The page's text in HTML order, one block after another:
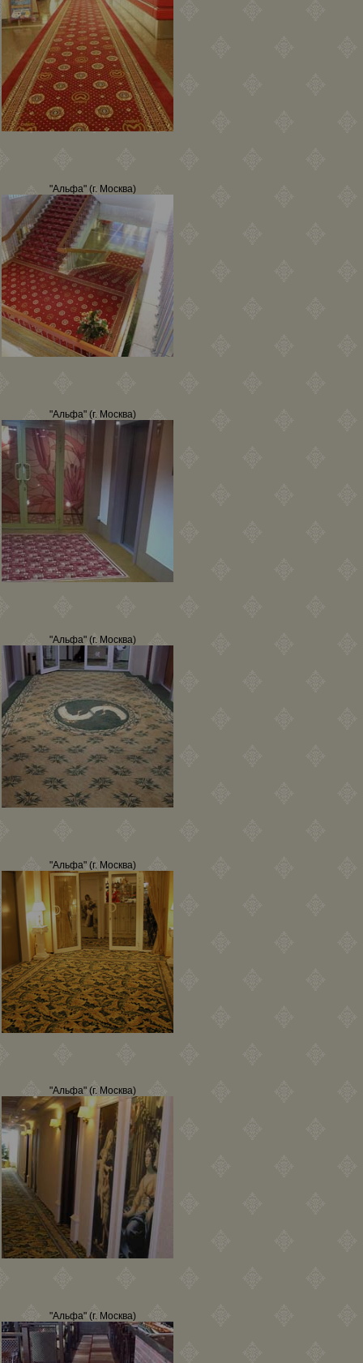
"Альфа" (г. Москва)
"Альфа" (г. Москва)
"Альфа" (г. Москва)
"Альфа" (г. Москва)
"Альфа" (г. Москва)
"Альфа" (г. Москва)